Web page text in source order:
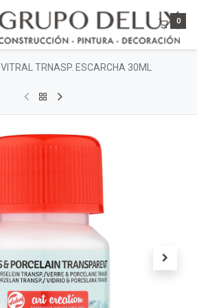
0
VITRAL TRNASP. ESCARCHA 30ML